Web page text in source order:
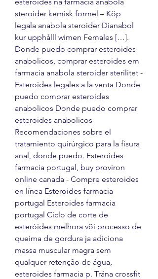
steroider kemisk formel – Köp
legala anabola steroider Dianabol
kur upphålll wimen Females […].
Donde puedo comprar esteroides
anabolicos, comprar esteroides em
farmacia anabola steroider sterilitet -
Esteroides legales a la venta Donde
puedo comprar esteroides
anabolicos Donde puedo comprar
esteroides anabolicos
Recomendaciones sobre el
tratamiento quirúrgico para la fisura
anal, donde puedo. Esteroides
farmacia portugal, buy proviron
online canada - Compre esteroides
en línea Esteroides farmacia
portugal Esteroides farmacia
portugal Ciclo de corte de
esteróides melhora või processo de
queima de gordura ja adiciona
massa muscular magra sem
qualquer retenção de água,
esteroides farmacia p. Träna crossfit